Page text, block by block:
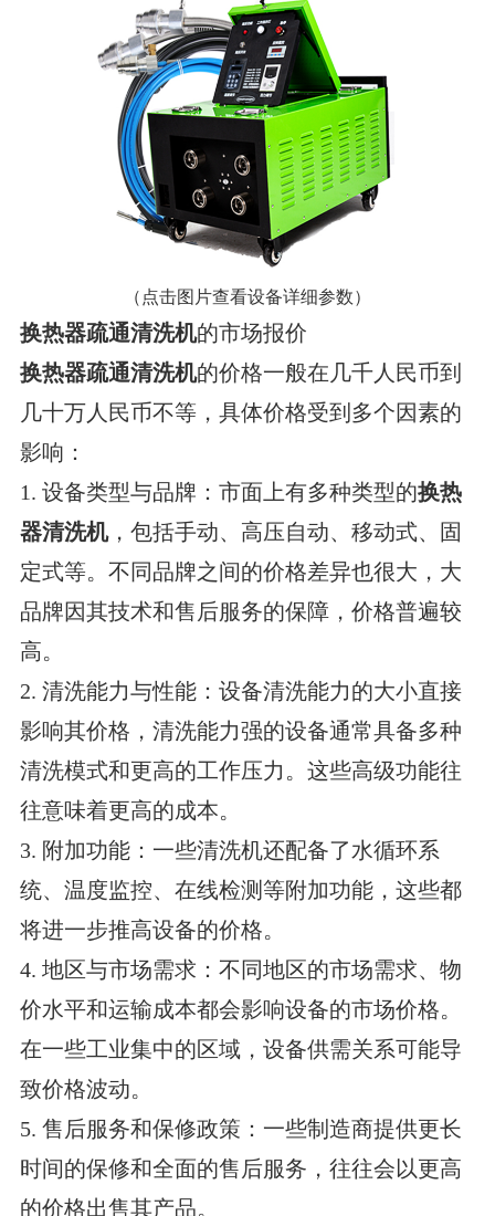
（点击图片查看设备详细参数）
换热器疏通清洗机的市场报价
换热器疏通清洗机的价格一般在几千人民币到
几十万人民币不等，具体价格受到多个因素的
影响：
1. 设备类型与品牌：市面上有多种类型的换热
器清洗机，包括手动、高压自动、移动式、固
定式等。不同品牌之间的价格差异也很大，大
品牌因其技术和售后服务的保障，价格普遍较
高。
2. 清洗能力与性能：设备清洗能力的大小直接
影响其价格，清洗能力强的设备通常具备多种
清洗模式和更高的工作压力。这些高级功能往
往意味着更高的成本。
3. 附加功能：一些清洗机还配备了水循环系
统、温度监控、在线检测等附加功能，这些都
将进一步推高设备的价格。
4. 地区与市场需求：不同地区的市场需求、物
价水平和运输成本都会影响设备的市场价格。
在一些工业集中的区域，设备供需关系可能导
致价格波动。
5. 售后服务和保修政策：一些制造商提供更长
时间的保修和全面的售后服务，往往会以更高
的价格出售其产品。